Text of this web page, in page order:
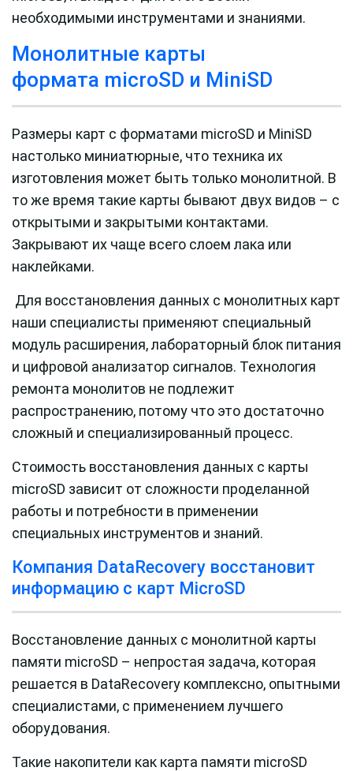
необходимыми инструментами и знаниями.
Монолитные карты
формата microSD и MiniSD
Размеры карт с форматами microSD и MiniSD
настолько миниатюрные, что техника их
изготовления может быть только монолитной. В
то же время такие карты бывают двух видов – с
открытыми и закрытыми контактами.
Закрывают их чаще всего слоем лака или
наклейками.
Для восстановления данных с монолитных карт
наши специалисты применяют специальный
модуль расширения, лабораторный блок питания
и цифровой анализатор сигналов. Технология
ремонта монолитов не подлежит
распространению, потому что это достаточно
сложный и специализированный процесс.
Стоимость восстановления данных с карты
microSD зависит от сложности проделанной
работы и потребности в применении
специальных инструментов и знаний.
Компания DataRecovery восстановит
информацию с карт MicroSD
Восстановление данных с монолитной карты
памяти microSD – непростая задача, которая
решается в DataRecovery комплексно, опытными
специалистами, с применением лучшего
оборудования.
Такие накопители как карта памяти microSD